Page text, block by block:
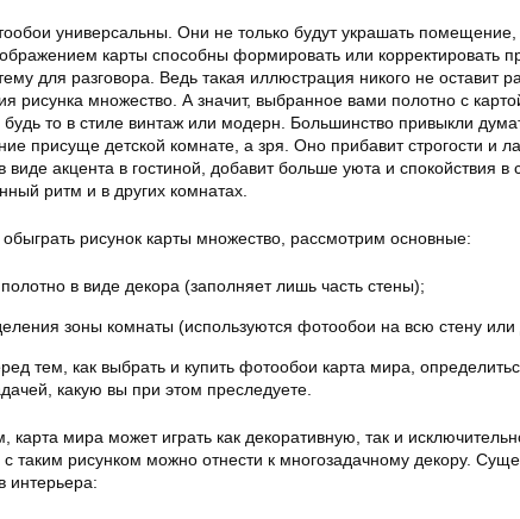
универсальны. Они не только будут украшать помещение,
карты способны формировать или корректировать
для разговора. Ведь такая иллюстрация никого не оставит
рисунка множество. А значит, выбранное вами полотно с
будь то в стиле винтаж или модерн. Большинство привыкли
присуще детской комнате, а зря. Оно прибавит строгости и
виде акцента в гостиной, добавит больше уюта и спокойствия в
ритм и в других комнатах.
рисунок карты множество, рассмотрим основные:
в виде декора (заполняет лишь часть стены);
зоны комнаты (используются фотообои на всю стену
тем, как выбрать и купить фотообои карта мира,
какую вы при этом преследуете.
карта мира может играть как декоративную, так и
таким рисунком можно отнести к многозадачному декору.
интерьера: